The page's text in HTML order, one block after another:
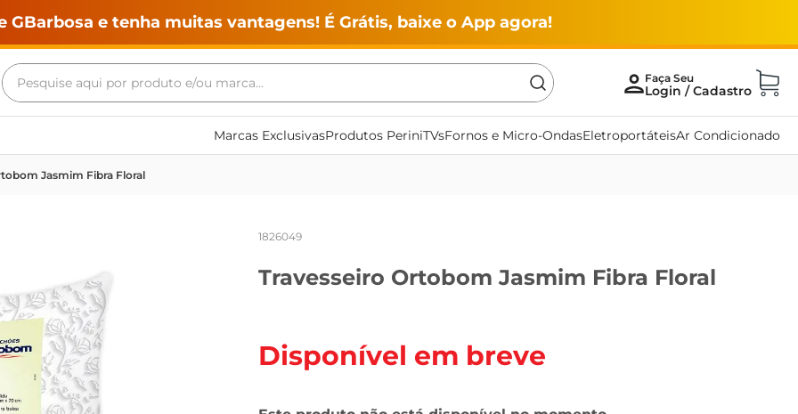
GBarbosa e tenha muitas vantagens! É Grátis, baixe o App agora!
Pesquise aqui por produto e/ou marca...
Marcas ExclusivasProdutos PeriniTVsFornos e Micro-OndasEletroportáteisAr Condicionado
Jasmim Fibra Floral
1826049
Travesseiro Ortobom Jasmim Fibra Floral
Disponível em breve
Termos mais buscados
maquina lavar
frango
leite
vinho
leite pó